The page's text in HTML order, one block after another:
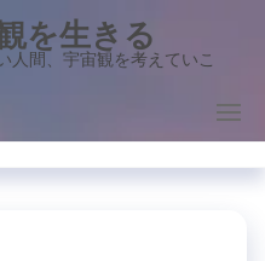
を生きる
人間、宇宙観を考えていこ